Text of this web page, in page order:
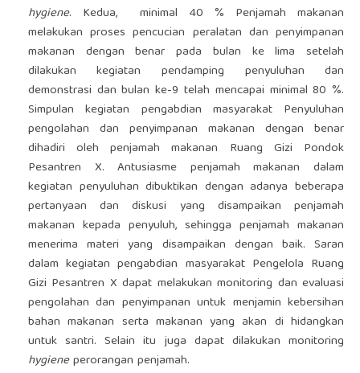
hygiene. Kedua, minimal 40 % Penjamah makanan
melakukan proses pencucian peralatan dan penyimpanan
makanan dengan benar pada bulan ke lima setelah
dilakukan kegiatan pendamping penyuluhan dan
demonstrasi dan bulan ke-9 telah mencapai minimal 80 %.
Simpulan kegiatan pengabdian masyarakat Penyuluhan
pengolahan dan penyimpanan makanan dengan benar
dihadiri oleh penjamah makanan Ruang Gizi Pondok
Pesantren X. Antusiasme penjamah makanan dalam
kegiatan penyuluhan dibuktikan dengan adanya beberapa
pertanyaan dan diskusi yang disampaikan penjamah
makanan kepada penyuluh, sehingga penjamah makanan
menerima materi yang disampaikan dengan baik. Saran
dalam kegiatan pengabdian masyarakat Pengelola Ruang
Gizi Pesantren X dapat melakukan monitoring dan evaluasi
pengolahan dan penyimpanan untuk menjamin kebersihan
bahan makanan serta makanan yang akan di hidangkan
untuk santri. Selain itu juga dapat dilakukan monitoring
hygieneperorangan penjamah.